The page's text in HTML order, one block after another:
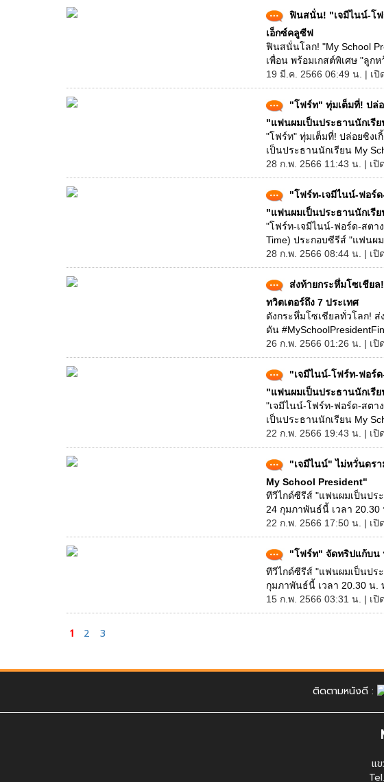
ฟินสนั่น! "เจมีไนน์-โฟ
เอ็กซ์คลูซีฟ
ฟินสนั่นโลก! "My School
เพื่อน พร้อมเกสต์พิเศษ "ลูก
19 มี.ค. 2566 06:49 น. | เปิ
"โฟร์ท" ทุ่มเต็มที่! ปล่
"แฟนผมเป็นประธานนักเรี
"โฟร์ท" ทุ่มเต็มที่! ปล่อยซิงเ
เป็นประธานนักเรียน My
28 ก.พ. 2566 11:43 น. | เปิ
"โฟร์ท-เจมีไนน์-ฟอร์
"แฟนผมเป็นประธานนักเรี
"โฟร์ท-เจมีไนน์-ฟอร์ด-สตา
Time) ประกอบซีรีส์ "แฟนผม
28 ก.พ. 2566 08:44 น. | เปิ
ส่งท้ายกระหึ่มโซเชีย
ทวิตเตอร์ถึง 7 ประเทศ
ดังกระหึ่มโซเชียลทั่วโลก!
ดัน
26 ก.พ. 2566 01:26 น. | เปิ
"เจมีไนน์-โฟร์ท-ฟอร์
"แฟนผมเป็นประธานนักเรี
"เจมีไนน์-โฟร์ท-ฟอร์ด-สตา
เป็นประธานนักเรียน My
22 ก.พ. 2566 19:43 น. | เปิ
"เจมีไนน์" ไม่หวั่นดร
My School President"
ทีวีไกด์ซีรีส์ "แฟนผมเป็นปร
24 กุมภาพันธ์นี้ เวลา 20.30
22 ก.พ. 2566 17:50 น. | เปิ
"โฟร์ท" จัดทริปแก้บน
ทีวีไกด์ซีรีส์ "แฟนผมเป็นปร
กุมภาพันธ์นี้ เวลา 20.30 น.
15 ก.พ. 2566 03:31 น. | เปิ
1 2 3
ติดตามหนังดี :
แ